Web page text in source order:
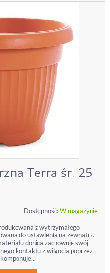
Terra śr. 25
Dostępność:W magazynie
z wytrzymałego
do ustawienia na zewnątrz.
donica zachowuje swój
kontaktu z wilgocią poprzez